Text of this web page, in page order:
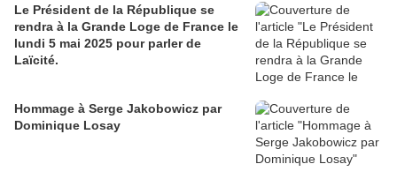
Le Président de la République se
rendra à la Grande Loge de France le
lundi 5 mai 2025 pour parler de
Laïcité.
Hommage à Serge Jakobowicz par
Dominique Losay